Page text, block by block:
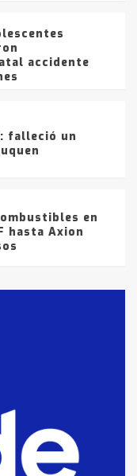
accidente
falleció un
en
hasta Axion
en la